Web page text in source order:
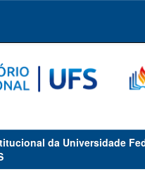
da Universidade